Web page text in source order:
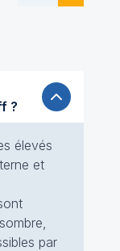
?
élevés
et
par